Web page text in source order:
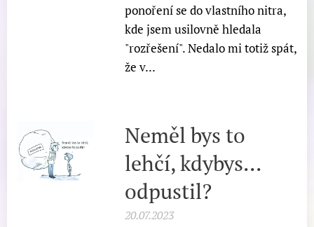
ponoření se do vlastního nitra,
kde jsem usilovně hledala
"rozřešení". Nedalo mi totiž spát,
že v...
Neměl bys to
lehčí, kdybys...
odpustil?
20.07.2023